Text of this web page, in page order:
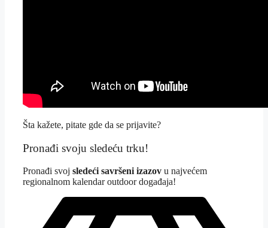
Šta kažete, pitate gde da se prijavite?
Pronađi svoju sledeću trku!
Pronađi svoj sledeći savršeni izazov u najvećem
regionalnom kalendar outdoor događaja!